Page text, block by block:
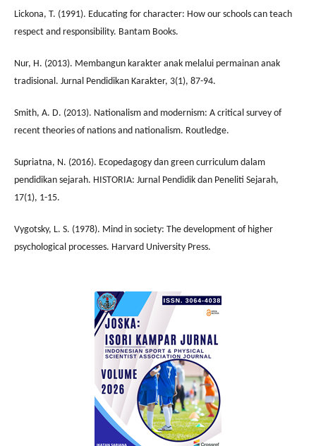
Lickona, T. (1991). Educating for character: How our schools can teach
respect and responsibility. Bantam Books.
Nur, H. (2013). Membangun karakter anak melalui permainan anak
tradisional. Jurnal Pendidikan Karakter, 3(1), 87-94.
Smith, A. D. (2013). Nationalism and modernism: A critical survey of
recent theories of nations and nationalism. Routledge.
Supriatna, N. (2016). Ecopedagogy dan green curriculum dalam
pendidikan sejarah. HISTORIA: Jurnal Pendidik dan Peneliti Sejarah,
17(1), 1-15.
Vygotsky, L. S. (1978). Mind in society: The development of higher
psychological processes. Harvard University Press.